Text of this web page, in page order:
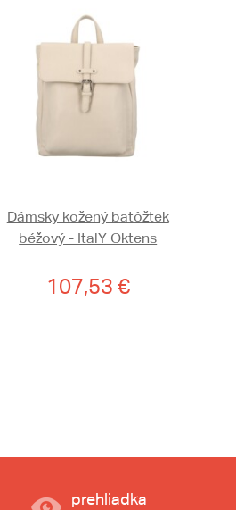
Dámsky kožený batôžtek
béžový - ItalY Oktens
107,53 €
prehliadka